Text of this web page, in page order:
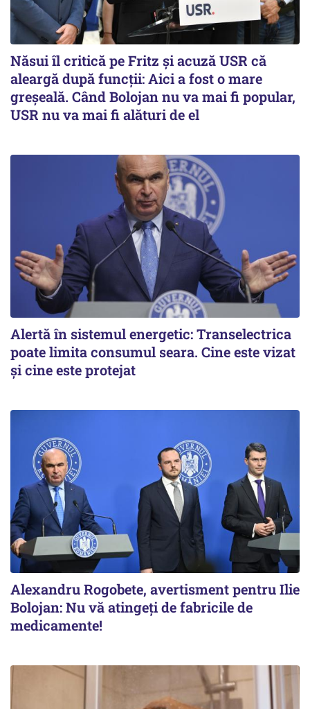
Năsui îl critică pe Fritz și acuză USR că
aleargă după funcții: Aici a fost o mare
greșeală. Când Bolojan nu va mai fi popular,
USR nu va mai fi alături de el
Alertă în sistemul energetic: Transelectrica
poate limita consumul seara. Cine este vizat
și cine este protejat
Alexandru Rogobete, avertisment pentru Ilie
Bolojan: Nu vă atingeți de fabricile de
medicamente!